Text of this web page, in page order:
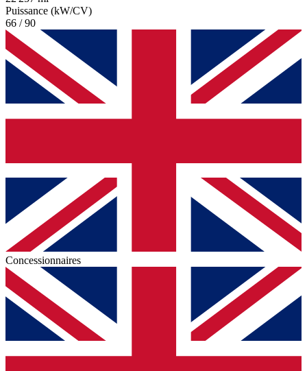
Puissance (kW/CV)
66 / 90
Concessionnaires